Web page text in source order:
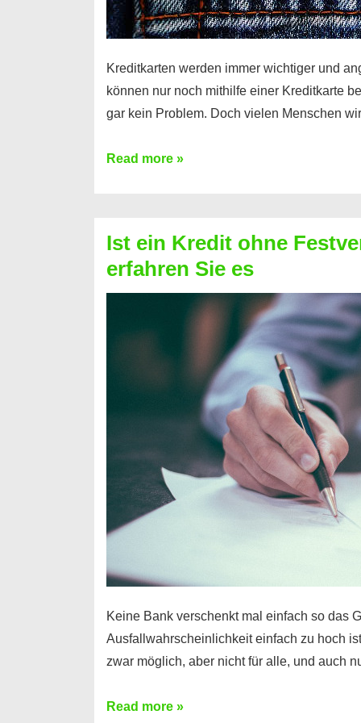
Kreditkarten werden immer wichtiger und
können nur noch mithilfe einer Kreditkarte
gar kein Problem. Doch vielen Menschen
Kreditkarte
Prepaid
ist
nicht
Read more »
Ist ein Kredit ohne
erfahren Sie es
Keine Bank verschenkt mal einfach so das
Ausfallwahrscheinlichkeit einfach zu hoch
zwar möglich, aber nicht für alle, und auch
Ist
Read more »